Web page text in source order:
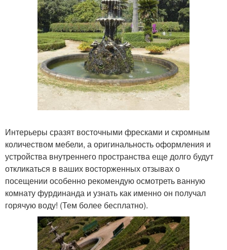
Интерьеры сразят восточными фресками и скромным
количеством мебели, а оригинальность оформления и
устройства внутреннего пространства еще долго будут
откликаться в ваших восторженных отзывах о
посещении особенно рекомендую осмотреть ванную
комнату фурдинанда и узнать как именно он получал
горячую воду! (Тем более бесплатно).